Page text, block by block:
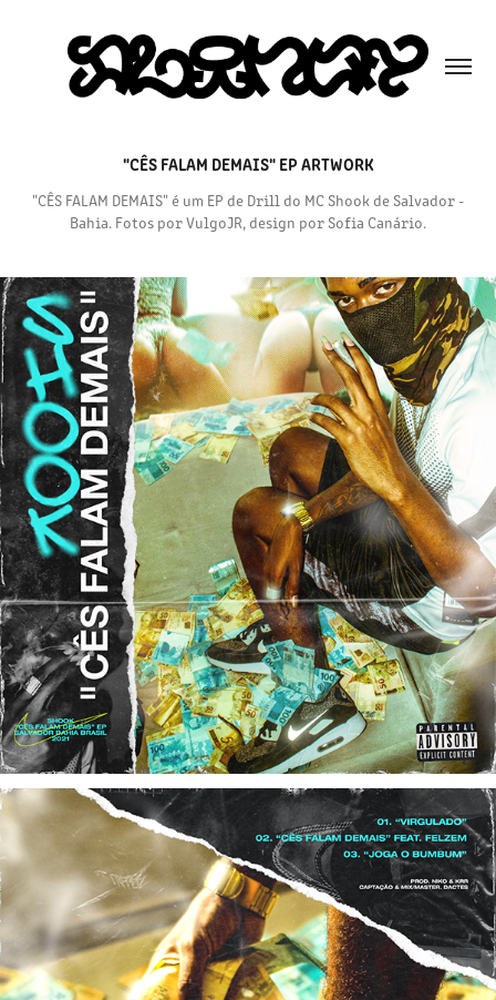
"CÊS FALAM DEMAIS" EP ARTWORK
"CÊS FALAM DEMAIS" é um EP de Drill do MC Shook de Salvador -
Bahia. Fotos por VulgoJR, design por Sofia Canário.